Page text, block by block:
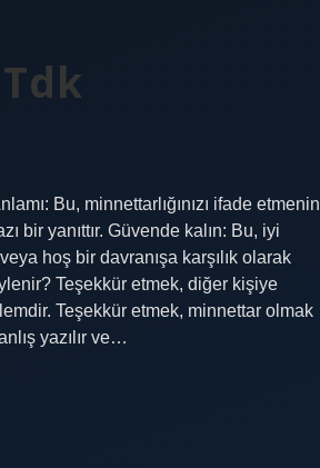
Bu, minnettarlığınızı ifade etmenin
bir yanıttır. Güvende kalın: Bu, iyi
hoş bir davranışa karşılık olarak
Teşekkür etmek, diğer kişiye
Teşekkür etmek, minnettar olmak
yazılır ve…